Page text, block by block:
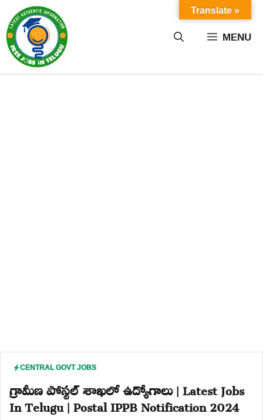
content MENU
CENTRAL GOVT JOBS
గ్రామీణ పోస్టల్ శాఖలో ఉద్యోగాలు | Latest Jobs
In Telugu | Postal IPPB Notification 2024
Translate »